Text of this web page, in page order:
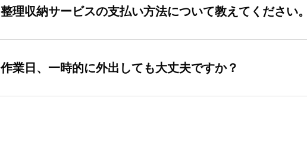
整理収納サービスの支払い方法について教えてください。
作業日、一時的に外出しても大丈夫ですか？